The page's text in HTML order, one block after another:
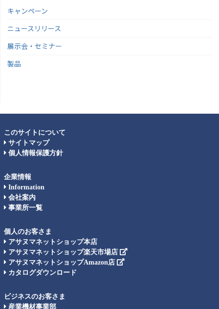
キャンペーン
ニュースリリース
展示会・セミナー
製品
このサイトについて
サイトマップ
個人情報保護方針
企業情報
Information
会社案内
事業所一覧
個人のお客さま
アサヌマネットショップ本店
アサヌマネットショップ楽天市場店
アサヌマネットショップAmazon店
カタログダウンロード
ビジネスのお客さま
産業機材事業部